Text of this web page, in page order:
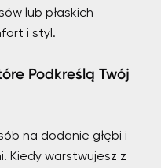
lub płaskich
i styl.
Podkreślą Twój
na dodanie głębi i
Kiedy warstwujesz z